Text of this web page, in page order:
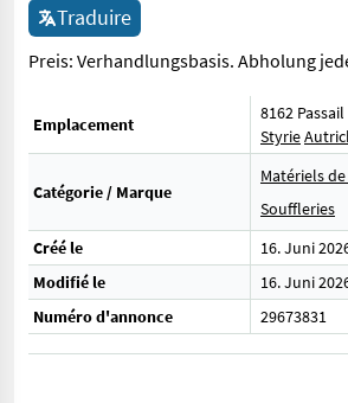
Traduire
Preis: Verhandlungsbasis. Abholung
Emplacement
8162 Passail
Styrie
Catégorie / Marque
Matériels
Souffleries
Créé le
16. Juni
Modifié le
16. Juni
Numéro d'annonce
29673831